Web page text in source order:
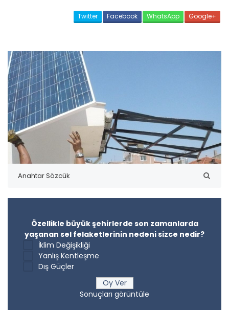
Twitter Facebook WhatsApp Google+
Özellikle büyük şehirlerde son zamanlarda
yaşanan sel felaketlerinin nedeni sizce nedir?
İklim Değişikliği
Yanlış Kentleşme
Dış Güçler
Sonuçları görüntüle